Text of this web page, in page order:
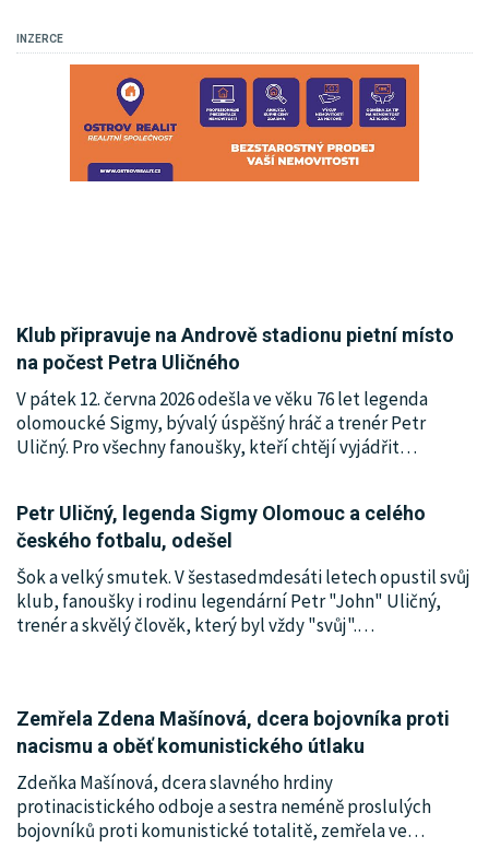
SPORT
KULTURA
SPOLEČNOST
ARCHIV
INZERCE
Klub připravuje na Andrově stadionu pietní místo
na počest Petra Uličného
​V pátek 12. června 2026 odešla ve věku 76 let legenda
olomoucké Sigmy, bývalý úspěšný hráč a trenér Petr
Uličný. Pro všechny fanoušky, kteří chtějí vyjádřit…
Petr Uličný, legenda Sigmy Olomouc a celého
českého fotbalu, odešel
Šok a velký smutek. V šestasedmdesáti letech opustil svůj
klub, fanoušky i rodinu legendární Petr "John" Uličný,
trenér a skvělý člověk, který byl vždy "svůj".…
Zemřela Zdena Mašínová, dcera bojovníka proti
nacismu a oběť komunistického útlaku
Zdeňka Mašínová, dcera slavného hrdiny
protinacistického odboje a sestra neméně proslulých
bojovníků proti komunistické totalitě, zemřela ve…